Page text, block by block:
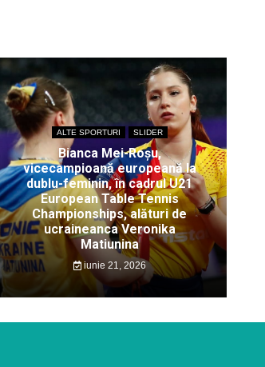
ALTE SPORTURI SLIDER
Bianca Mei-Roșu,
vicecampioană europeană la
dublu-feminin, în cadrul U21
European Table Tennis
Championships, alături de
ucraineanca Veronika
Matiunina
iunie 21, 2026